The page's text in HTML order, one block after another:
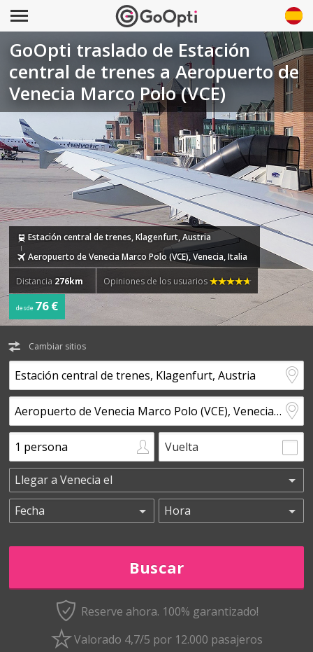
GoOpti traslado de Estación
central de trenes a Aeropuerto de
Venecia Marco Polo (VCE)
Estación central de trenes, Klagenfurt, Austria
Aeropuerto de Venecia Marco Polo (VCE), Venecia, Italia
Distancia 276km Opiniones de los usuarios
desde 76 €
Cambiar sitios
Vuelta
Reserve ahora. 100% garantizado!
Valorado 4,7/5 por 12.000 pasajeros